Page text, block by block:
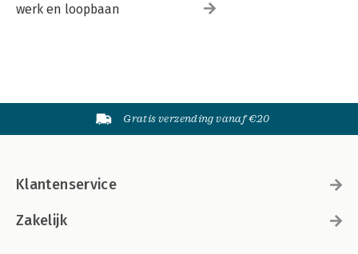
werk en loopbaan
Gratis verzending vanaf €20
Klantenservice
Zakelijk